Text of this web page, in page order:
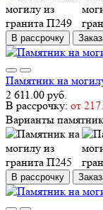
В рассрочку
Памятник на
2 611.00 руб.
В рассрочку: от
Варианты
В рассрочку